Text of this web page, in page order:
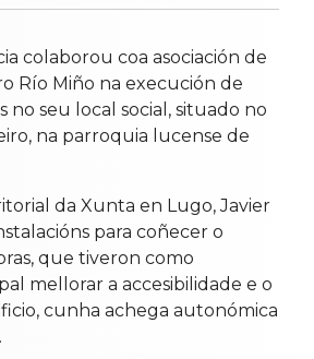
colaborou coa asociación de
Río Miño na execución de
no seu local social, situado no
na parroquia lucense de
da Xunta en Lugo, Javier
para coñecer o
que tiveron como
mellorar a accesibilidade e o
cunha achega autonómica